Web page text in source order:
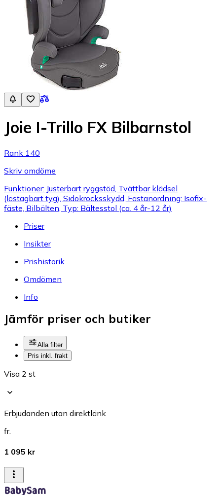
Joie I-Trillo FX Bilbarnstol
Rank 140
Skriv omdöme
Funktioner: Justerbart ryggstöd, Tvättbar klädsel
(löstagbart tyg), Sidokrocksskydd, Fästanordning: Isofix-
fäste, Bilbälten, Typ: Bältesstol (ca. 4 år-12 år)
Priser
Insikter
Prishistorik
Omdömen
Info
Jämför priser och butiker
Alla filter
Pris inkl. frakt
Visa 2 st
Erbjudanden utan direktlänk
fr.
1 095 kr